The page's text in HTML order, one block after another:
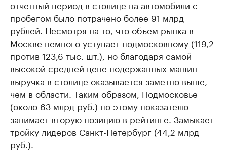
отчетный период в столице на автомобили с
пробегом было потрачено более 91 млрд
рублей. Несмотря на то, что объем рынка в
Москве немного уступает подмосковному (119,2
против 123,6 тыс. шт.), но благодаря самой
высокой средней цене подержанных машин
выручка в столице оказывается заметно выше,
чем в области. Таким образом, Подмосковье
(около 63 млрд руб.) по этому показателю
занимает вторую позицию в рейтинге. Замыкает
тройку лидеров Санкт-Петербург (44,2 млрд
руб.).